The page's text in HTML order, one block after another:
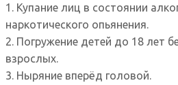
1. Купание лиц в состоянии
наркотического опьянения.
2. Погружение детей до 18 лет
взрослых.
3. Ныряние вперёд головой.